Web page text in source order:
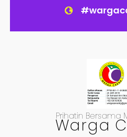
Prihatin Bersama
Warga